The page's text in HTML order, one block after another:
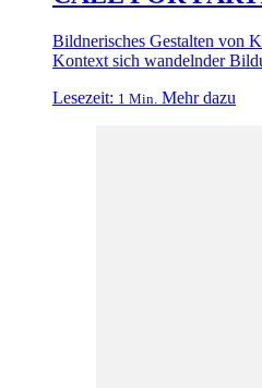
Bildnerisches Gestalten von
Kontext sich wandelnder
Lesezeit: 1 Min. Mehr dazu